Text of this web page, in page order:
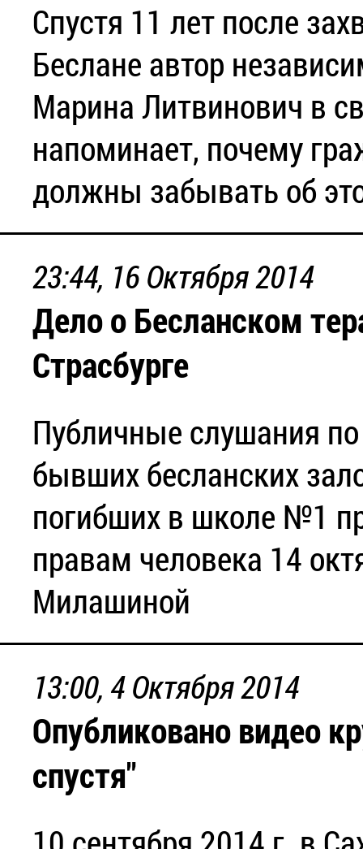
Спустя 11 лет после
Беслане автор
Марина Литвинович в
напоминает, почему
должны забывать об
23:44, 16 Октября 2014
Дело о Бесланском
Страсбурге
Публичные слушания
бывших бесланских
погибших в школе №1
правам человека 14
Милашиной
13:00, 4 Октября 2014
Опубликовано видео
спустя"